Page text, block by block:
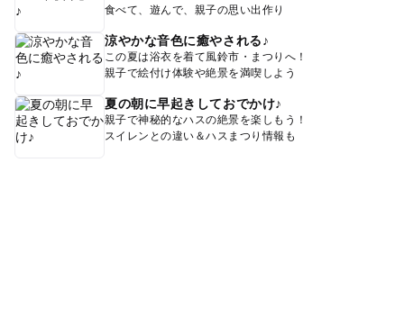
食べて、遊んで、親子の思い出作り
涼やかな音色に癒やされる♪
この夏は浴衣を着て風鈴市・まつりへ！
親子で絵付け体験や絶景を満喫しよう
夏の朝に早起きしておでかけ♪
親子で神秘的なハスの絶景を楽しもう！
スイレンとの違い＆ハスまつり情報も